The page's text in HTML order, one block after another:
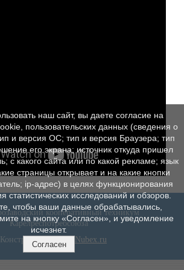
кооперативный техникум
Карелреспотребсоюза
сайтовNubex.ru
наш сайт, вы даете согласие на
пользовательских данных (сведения о
и версия ОС; тип и версия Браузера; тип
его экрана; источник откуда пришел
с какого сайта или по какой рекламе; язык
страницы открывает и на какие кнопки
ip-адрес) в целях функционирования
статистических исследований и обзоров.
чтобы ваши данные обрабатывались,
на кнопку «Согласен», и уведомление
исчезнет.
Согласен